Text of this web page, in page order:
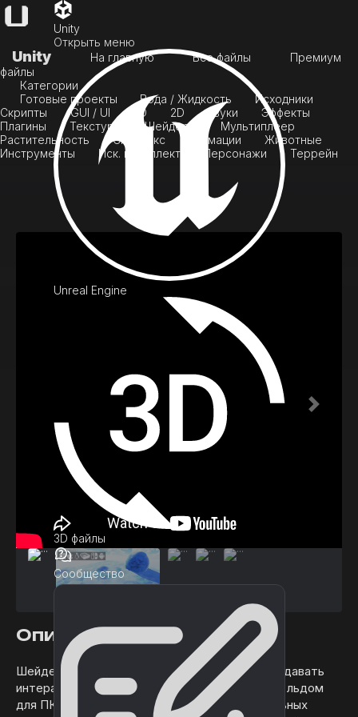
Unity
Открыть меню
Unreal Engine
3D файлы
Сообщество
Unity На главную Все файлы
Премиум
файлы
Категории
Готовые проекты
Вода / Жидкость
Исходники
Скрипты
GUI / UI 3D 2D Звуки
Эффекты
Плагины
Текстуры Шейдеры
Мультиплеер
Растительность
Скайбокс Анимации
Животные
Инструменты
Иск. интеллект Персонажи Террейн
Описание
Шейдер Brute Force Snow & Ice позволяет создавать
интерактивный пушистый снег в сочетании со льдом
для ПК / Mac / Linux / Nintendo Switch и мобильных